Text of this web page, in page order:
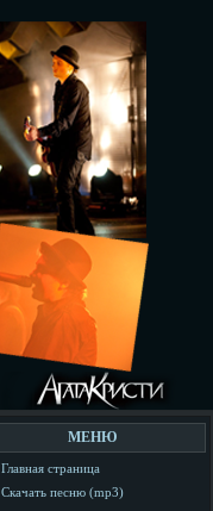
МЕНЮ
Главная страница
Скачать песню (mp3)